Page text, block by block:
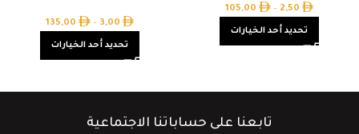
2,50
–
105,00
تحديد أحد الخيارات
3,00
–
135,00
تحديد أحد الخيارات
تابعنا على حساباتنا الاجتماعية